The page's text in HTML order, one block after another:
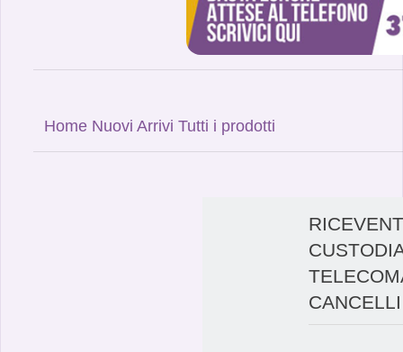
Home Nuovi Arrivi Tutti i prodotti